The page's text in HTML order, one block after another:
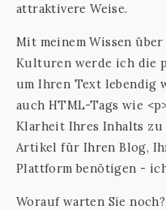
attraktivere Weise.
Mit meinem Wissen
Kulturen werde ich die
um Ihren Text lebendig
auch HTML-Tags wie
Klarheit Ihres Inhalts zu
Artikel für Ihren Blog,
Plattform benötigen -
Worauf warten Sie